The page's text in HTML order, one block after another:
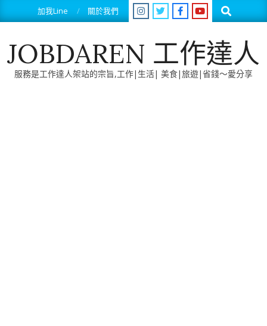
to
加我Line 關於我們 Search
JOBDAREN 工作達人
服務是工作達人架站的宗旨,工作|生活| 美食|旅遊|省錢～愛分享